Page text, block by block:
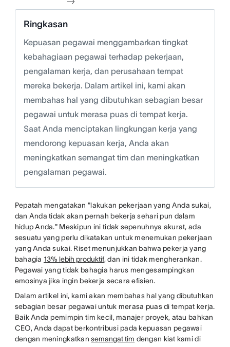
Ringkasan
Kepuasan pegawai menggambarkan tingkat
kebahagiaan pegawai terhadap pekerjaan,
pengalaman kerja, dan perusahaan tempat
mereka bekerja. Dalam artikel ini, kami akan
membahas hal yang dibutuhkan sebagian besar
pegawai untuk merasa puas di tempat kerja.
Saat Anda menciptakan lingkungan kerja yang
mendorong kepuasan kerja, Anda akan
meningkatkan semangat tim dan meningkatkan
pengalaman pegawai.
Pepatah mengatakan "lakukan pekerjaan yang Anda sukai,
dan Anda tidak akan pernah bekerja sehari pun dalam
hidup Anda." Meskipun ini tidak sepenuhnya akurat, ada
sesuatu yang perlu dikatakan untuk menemukan pekerjaan
yang Anda sukai. Riset menunjukkan bahwa pekerja yang
bahagia 13% lebih produktif, dan ini tidak mengherankan.
Pegawai yang tidak bahagia harus mengesampingkan
emosinya jika ingin bekerja secara efisien.
Dalam artikel ini, kami akan membahas hal yang dibutuhkan
sebagian besar pegawai untuk merasa puas di tempat kerja.
Baik Anda pemimpin tim kecil, manajer proyek, atau bahkan
CEO, Anda dapat berkontribusi pada kepuasan pegawai
dengan meningkatkansemangat tim dengan kiat kami di